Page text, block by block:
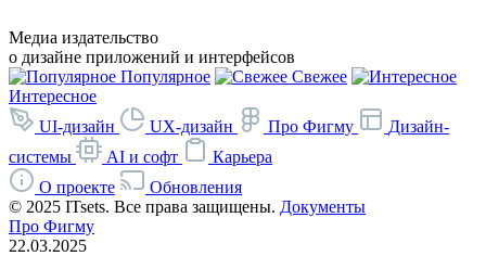
Медиа издательство
о дизайне приложений и интерфейсов
Популярное
Свежее
Интересное
UI-дизайн
UX-дизайн Про Фигму
Дизайн-
системы
AI и софт
Карьера
О проекте
Обновления
© 2025 ITsets. Все права защищены. Документы
Про Фигму
22.03.2025